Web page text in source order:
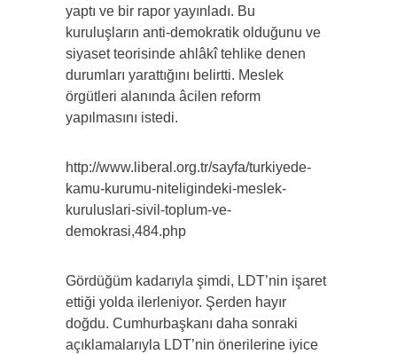
yaptı ve bir rapor yayınladı. Bu
kuruluşların anti-demokratik olduğunu ve
siyaset teorisinde ahlâkî tehlike denen
durumları yarattığını belirtti. Meslek
örgütleri alanında âcilen reform
yapılmasını istedi.
http://www.liberal.org.tr/sayfa/turkiyede-
kamu-kurumu-niteligindeki-meslek-
kuruluslari-sivil-toplum-ve-
demokrasi,484.php
Gördüğüm kadarıyla şimdi, LDT’nin işaret
ettiği yolda ilerleniyor. Şerden hayır
doğdu. Cumhurbaşkanı daha sonraki
açıklamalarıyla LDT’nin önerilerine iyice